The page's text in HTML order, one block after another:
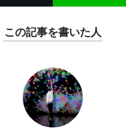
この記事を書いた人